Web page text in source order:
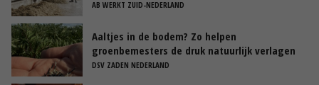
uitzendkrachten?
AB WERKT ZUID-NEDERLAND
Aaltjes in de bodem? Zo helpen
groenbemesters de druk natuurlijk verlagen
DSV ZADEN NEDERLAND